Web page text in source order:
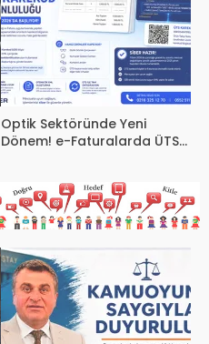
Optik Sektöründe Yeni
Dönem! e-Faturalarda ÜTS